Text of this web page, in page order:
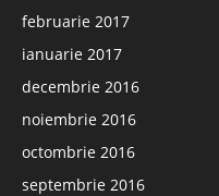
februarie 2017
ianuarie 2017
decembrie 2016
noiembrie 2016
octombrie 2016
septembrie 2016